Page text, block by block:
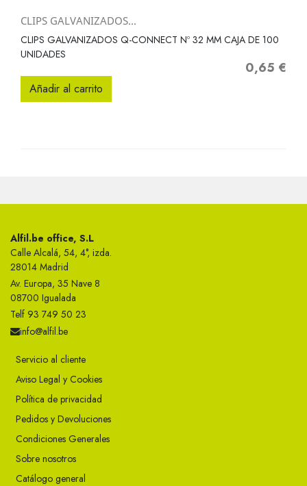
CLIPS GALVANIZADOS...
CLIPS GALVANIZADOS Q-CONNECT Nº 32 MM CAJA DE 100
UNIDADES
Precio
0,65 €
Añadir al carrito
Alfil.be office, S.L
Calle Alcalá, 54, 4°, izda.
28014 Madrid
Av. Europa, 35 Nave 8
08700 Igualada
Telf 93 749 50 23
info@alfil.be
Servicio al cliente
Aviso Legal y Cookies
Política de privacidad
Pedidos y Devoluciones
Condiciones Generales
Sobre nosotros
Catálogo general